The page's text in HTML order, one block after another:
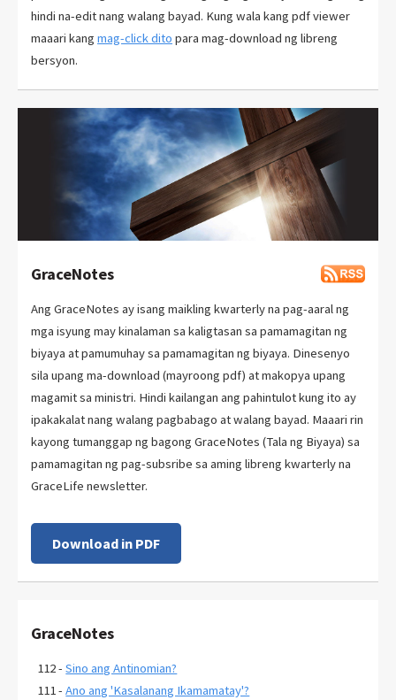
hindi na-edit nang walang bayad. Kung wala kang pdf viewer
maaari kang mag-click dito para mag-download ng libreng
bersyon.
GraceNotes
Ang GraceNotes ay isang maikling kwarterly na pag-aaral ng
mga isyung may kinalaman sa kaligtasan sa pamamagitan ng
biyaya at pamumuhay sa pamamagitan ng biyaya. Dinesenyo
sila upang ma-download (mayroong pdf) at makopya upang
magamit sa ministri. Hindi kailangan ang pahintulot kung ito ay
ipakakalat nang walang pagbabago at walang bayad. Maaari rin
kayong tumanggap ng bagong GraceNotes (Tala ng Biyaya) sa
pamamagitan ng pag-subsribe sa aming libreng kwarterly na
GraceLife newsletter.
Download in PDF
GraceNotes
112 -Sino ang Antinomian?
111 -Ano ang 'Kasalanang Ikamamatay'?